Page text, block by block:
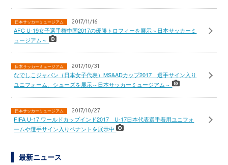
日本サッカーミュージアム 2017/11/16
AFC U-19女子選手権中国2017の優勝トロフィーを展示～日本サッカーミ
ュージアム～
日本サッカーミュージアム 2017/10/31
なでしこジャパン（日本女子代表）MS&ADカップ2017 選手サイン入り
ユニフォーム、シューズを展示～日本サッカーミュージアム～
日本サッカーミュージアム 2017/10/27
FIFA U-17 ワールドカップインド2017 U-17日本代表選手着用ユニフォ
ームや選手サイン入りペナントを展示中
最新ニュース